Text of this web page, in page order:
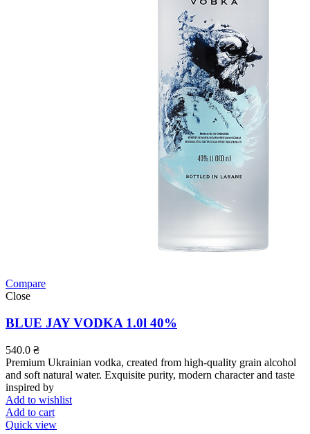
Compare
Close
BLUE JAY VODKA 1.0l 40%
540.0 ₴
Premium Ukrainian vodka, created from high-quality grain alcohol
and soft natural water. Exquisite purity, modern character and taste
inspired by
Add to wishlist
Add to cart
Quick view